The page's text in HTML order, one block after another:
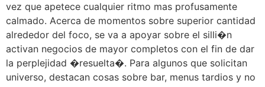
vez que apetece cualquier ritmo mas profusamente
calmado. Acerca de momentos sobre superior cantidad
alrededor del foco, se va a apoyar sobre el silli�n
activan negocios de mayor completos con el fin de dar
la perplejidad �resuelta�. Para algunos que solicitan
universo, destacan cosas sobre bar, menus tardios y no